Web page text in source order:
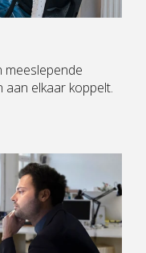
meeslepende
elkaar koppelt.